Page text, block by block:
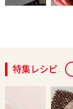
特集レシピ